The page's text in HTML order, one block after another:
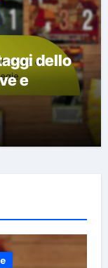
dello
e